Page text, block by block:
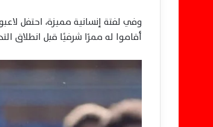
وفي لفتة إنسانية مميزة، احتفل
أقاموا له ممرًا شرفيًا قبل انطلاق